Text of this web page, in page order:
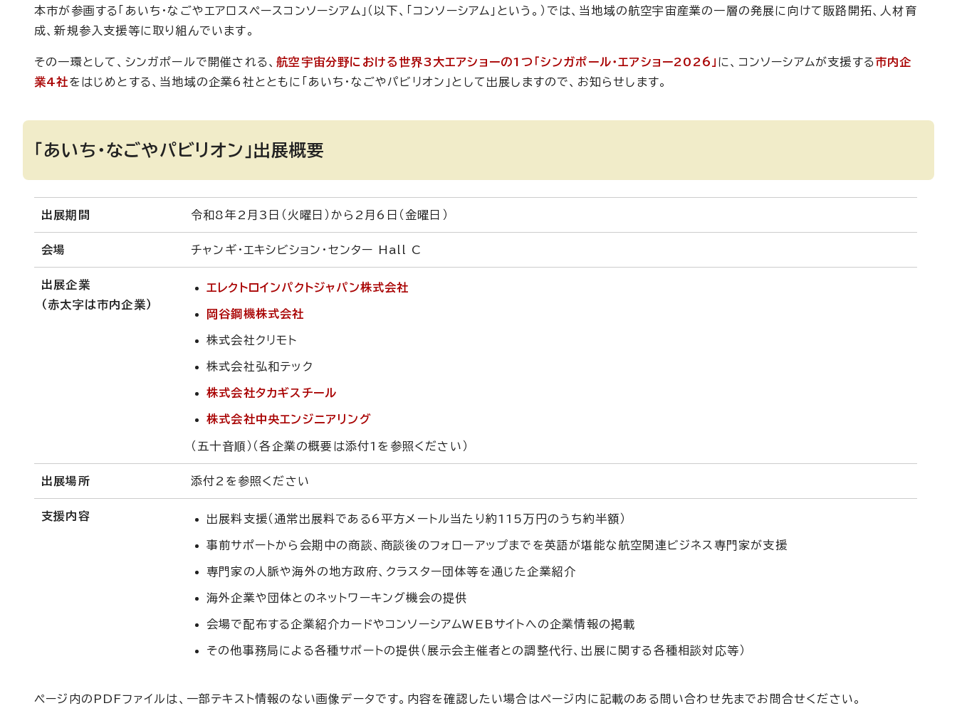
本市が参画する「あいち・なごやエアロスペースコンソーシアム」（以下、「コンソーシアム」という。）では、当地域の航空宇宙産業の一層の発展に向けて販路開拓、人材育
成、新規参入支援等に取り組んでいます。
その一環として、シンガポールで開催される、航空宇宙分野における世界3大エアショーの1つ「シンガポール・エアショー2026」 に、コンソーシアムが支援する市内企
業4社をはじめとする、当地域の企業6社とともに「あいち・なごやパビリオン」として出展しますので、お知らせします。
「あいち・なごやパビリオン」出展概要
出展期間 令和8年2月3日（火曜日）から2月6日（金曜日）
会場 チャンギ・エキシビション・センター Hall C
出展企業
（赤太字は市内企業）
エレクトロインパクトジャパン株式会社
岡谷鋼機株式会社
株式会社クリモト
株式会社弘和テック
株式会社タカギスチール
株式会社中央エンジニアリング
（五十音順）（各企業の概要は添付1を参照ください）
出展場所 添付2を参照ください
支援内容 出展料支援（通常出展料である6平方メートル当たり約115万円のうち約半額）
事前サポートから会期中の商談、商談後のフォローアップまでを英語が堪能な航空関連ビジネス専門家が支援
専門家の人脈や海外の地方政府、クラスター団体等を通じた企業紹介
海外企業や団体とのネットワーキング機会の提供
会場で配布する企業紹介カードやコンソーシアムWEBサイトへの企業情報の掲載
その他事務局による各種サポートの提供（展示会主催者との調整代行、出展に関する各種相談対応等）
ページ内のPDFファイルは、一部テキスト情報のない画像データです。内容を確認したい場合はページ内に記載のある問い合わせ先までお問合せください。